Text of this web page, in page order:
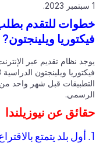
للتقدم بطلب
ويلينجتون?
نظام تقديم عبر الإنترنت
قبل شهر واحد من
عن نيوزيلندا